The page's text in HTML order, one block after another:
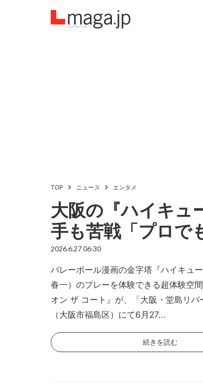
TOP ニュース エンタメ
大阪の『ハイキュ
手も苦戦「プロで
2026.6.27 06:30
バレーボール漫画の金字塔『ハイキュ
春一）のプレーを体験できる超体験空
オン ザ コート』が、「大阪・堂島リバ
（大阪市福島区）にて6月27...
続きを読む